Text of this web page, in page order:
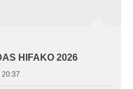
HIFAKO 2026
20:37